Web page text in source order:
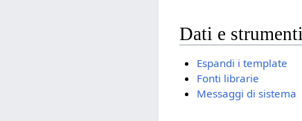
Dati e strumenti
Espandi i template
Fonti librarie
Messaggi di sistema